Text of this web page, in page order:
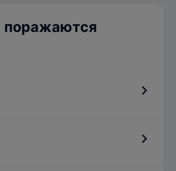
поражаются